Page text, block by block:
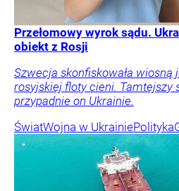
Przełomowy wyrok sądu.
obiekt z Rosji
Szwecja skonfiskowała wiosną
rosyjskiej floty cieni. Tamtejszy
przypadnie on Ukrainie.
ŚwiatWojna w UkrainiePolityka